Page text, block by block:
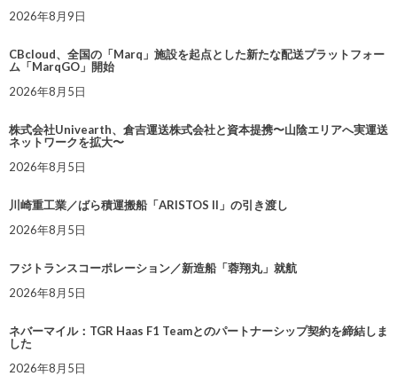
2026年8月9日
CBcloud、全国の「Marq」施設を起点とした新たな配送プラットフォー
ム「MarqGO」開始
2026年8月5日
株式会社Univearth、倉吉運送株式会社と資本提携〜山陰エリアへ実運送
ネットワークを拡大〜
2026年8月5日
川崎重工業／ばら積運搬船「ARISTOS II」の引き渡し
2026年8月5日
フジトランスコーポレーション／新造船「蓉翔丸」就航
2026年8月5日
ネバーマイル：TGR Haas F1 Teamとのパートナーシップ契約を締結しま
した
2026年8月5日